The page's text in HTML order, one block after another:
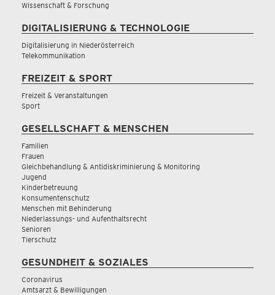
Wissenschaft & Forschung
DIGITALISIERUNG & TECHNOLOGIE
Digitalisierung in Niederösterreich
Telekommunikation
FREIZEIT & SPORT
Freizeit & Veranstaltungen
Sport
GESELLSCHAFT & MENSCHEN
Familien
Frauen
Gleichbehandlung & Antidiskriminierung & Monitoring
Jugend
Kinderbetreuung
Konsumentenschutz
Menschen mit Behinderung
Niederlassungs- und Aufenthaltsrecht
Senioren
Tierschutz
GESUNDHEIT & SOZIALES
Coronavirus
Amtsarzt & Bewilligungen